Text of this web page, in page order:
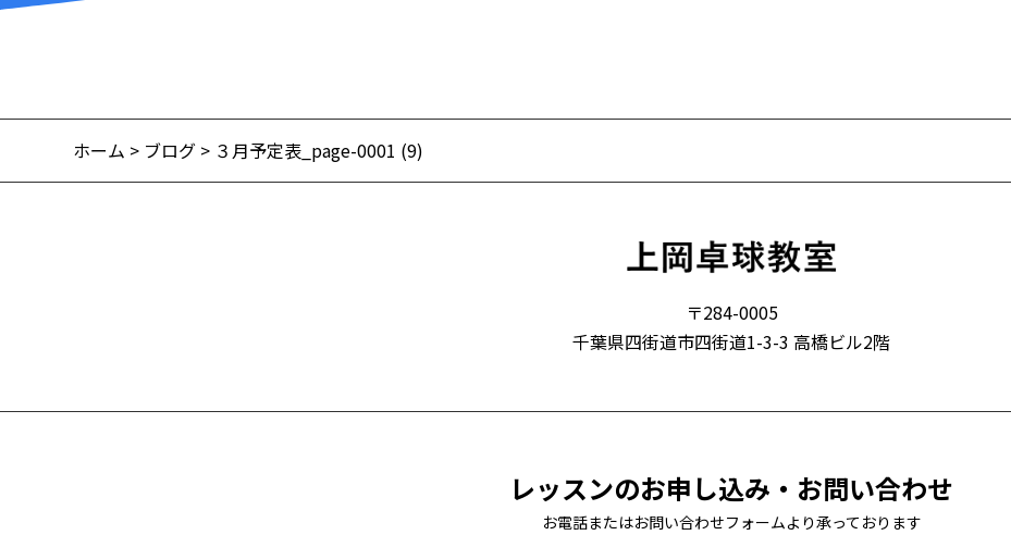
ホーム > ブログ > ３月予定表_page-0001 (9)
〒284-0005
千葉県四街道市四街道1-3-3 高橋ビル2階
レッスンのお申し込み・お問い合わせ
お電話またはお問い合わせフォームより承っております